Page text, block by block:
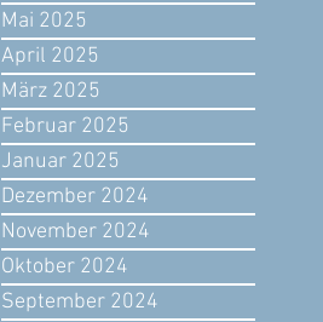
Mai 2025
April 2025
März 2025
Februar 2025
Januar 2025
Dezember 2024
November 2024
Oktober 2024
September 2024